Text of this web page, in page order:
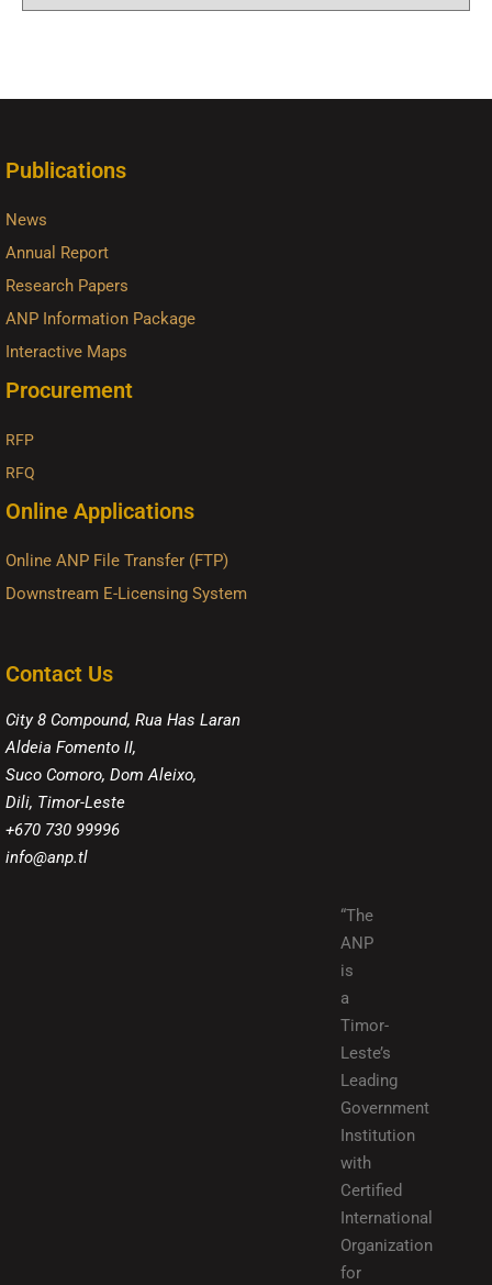
Publications
News
Annual Report
Research Papers
ANP Information Package
Interactive Maps
Procurement
RFP
RFQ
Online Applications
Online ANP File Transfer (FTP)
Downstream E-Licensing System
Contact Us
City 8 Compound, Rua Has Laran
Aldeia Fomento II,
Suco Comoro, Dom Aleixo,
Dili, Timor-Leste
+670 730 99996
info@anp.tl
“The
ANP
is
a
Timor-
Leste’s
Leading
Government
Institution
with
Certified
International
Organization
for